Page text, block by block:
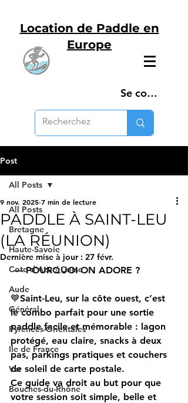
Location de Paddle en
Europe
Se connecter
Post
All Posts
Bretagne
Haute-Savoie
Cote d'Azur/ Corse
Aude
Général
Pyrenees-Orientales
Ile de France
Var
Bouches-du-Rhône
All Posts
PADDLE À SAINT-LEU
(LA RÉUNION)
9 nov. 2025 7 min de lecture
Dernière mise à jour : 27 févr.
— POURQUOI ON ADORE ?
💙Saint-Leu, sur la côte ouest, c’est
le combo parfait pour une sortie
paddle facile et mémorable : lagon
protégé, eau claire, snacks à deux
pas, parkings pratiques et couchers
de soleil de carte postale.
Ce guide va droit au but pour que
votre session soit simple, belle et